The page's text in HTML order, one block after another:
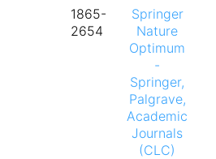
1865-
2654
Springer
Nature
Optimum
-
Springer,
Palgrave,
Academic
Journals
(CLC)